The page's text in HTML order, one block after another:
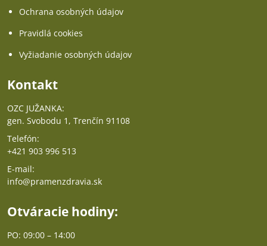
Ochrana osobných údajov
Pravidlá cookies
Vyžiadanie osobných údajov
Kontakt
OZC JUŽANKA:
gen. Svobodu 1, Trenčín 91108
Telefón:
+421 903 996 513
E-mail:
info@pramenzdravia.sk
Otváracie hodiny:
PO: 09:00 – 14:00